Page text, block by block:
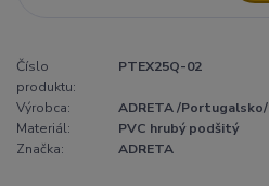
Číslo
produktu:
PTEX25Q-02
Výrobca:
ADRETA /Portugalsko/
Materiál:
PVC hrubý podšitý
Značka:
ADRETA